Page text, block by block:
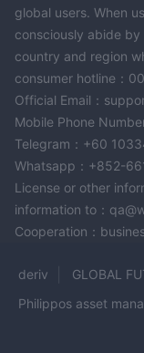
global users. When
consciously abide
country and region
consumer hotline：
Official Email：
Mobile Phone
Telegram：+60
Whatsapp：+852-
License or other
information to：
Cooperation：
deriv GLOBAL
Philippos asset